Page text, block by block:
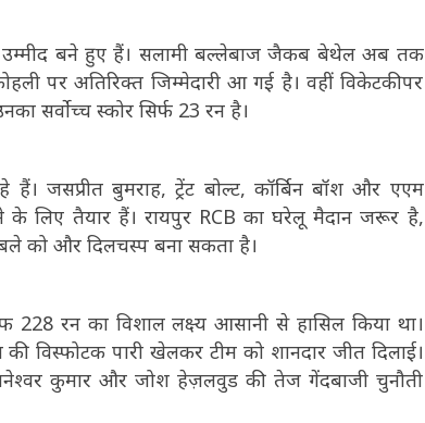
बने हुए हैं। सलामी बल्लेबाज जैकब बेथेल अब तक
पर अतिरिक्त जिम्मेदारी आ गई है। वहीं विकेटकीपर
सर्वोच्च स्कोर सिर्फ 23 रन है।
बुमराह, ट्रेंट बोल्ट, कॉर्बिन बॉश और एएम
लिए तैयार हैं। रायपुर RCB का घरेलू मैदान जरूर है,
को और दिलचस्प बना सकता है।
रन का विशाल लक्ष्य आसानी से हासिल किया था।
विस्फोटक पारी खेलकर टीम को शानदार जीत दिलाई।
कुमार और जोश हेज़लवुड की तेज गेंदबाजी चुनौती